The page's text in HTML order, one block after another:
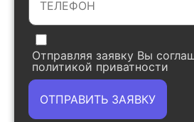
Отправляя заявку Вы
политикой приватности
ОТПРАВИТЬ ЗАЯВКУ